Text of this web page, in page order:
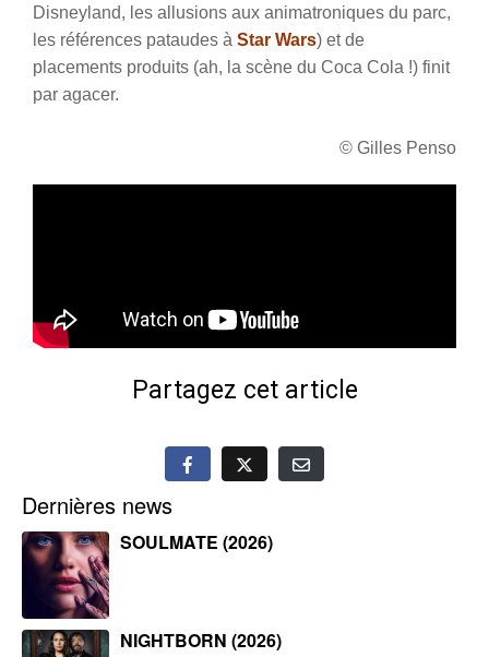
Disneyland, les allusions aux animatroniques du parc,
les références pataudes à Star Wars) et de
placements produits (ah, la scène du Coca Cola !) finit
par agacer.
© Gilles Penso
Partagez cet article
Dernières news
SOULMATE (2026)
NIGHTBORN (2026)